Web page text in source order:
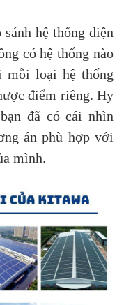
hệ thống điện
có hệ thống nào
mỗi loại hệ thống
điểm riêng. Hy
đã có cái nhìn
án phù hợp với
mình.